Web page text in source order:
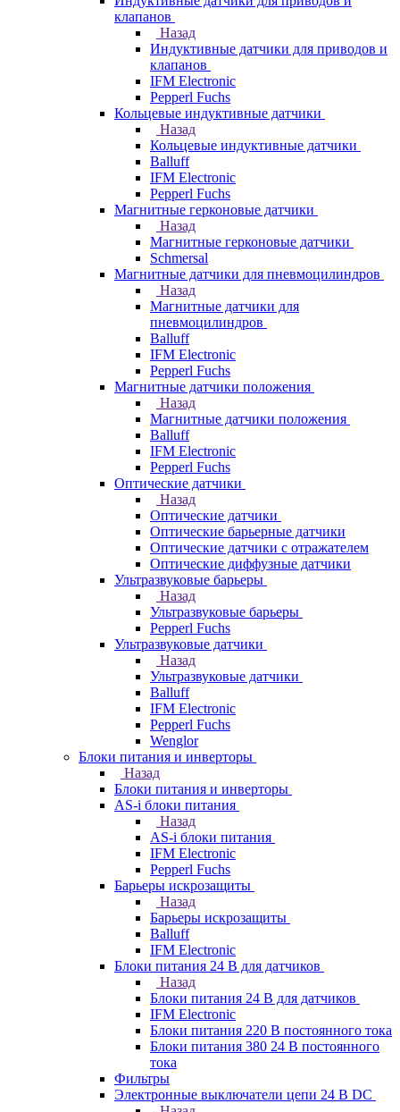
клапанов
Назад
Индуктивные датчики для приводов и
клапанов
IFM Electronic
Pepperl Fuchs
Кольцевые индуктивные датчики
Назад
Кольцевые индуктивные датчики
Balluff
IFM Electronic
Pepperl Fuchs
Магнитные герконовые датчики
Назад
Магнитные герконовые датчики
Schmersal
Магнитные датчики для пневмоцилиндров
Назад
Магнитные датчики для
пневмоцилиндров
Balluff
IFM Electronic
Pepperl Fuchs
Магнитные датчики положения
Назад
Магнитные датчики положения
Balluff
IFM Electronic
Pepperl Fuchs
Оптические датчики
Назад
Оптические датчики
Оптические барьерные датчики
Оптические датчики с отражателем
Оптические диффузные датчики
Ультразвуковые барьеры
Назад
Ультразвуковые барьеры
Pepperl Fuchs
Ультразвуковые датчики
Назад
Ультразвуковые датчики
Balluff
IFM Electronic
Pepperl Fuchs
Wenglor
Блоки питания и инверторы
Назад
Блоки питания и инверторы
AS-i блоки питания
Назад
AS-i блоки питания
IFM Electronic
Pepperl Fuchs
Барьеры искрозащиты
Назад
Барьеры искрозащиты
Balluff
IFM Electronic
Блоки питания 24 В для датчиков
Назад
Блоки питания 24 В для датчиков
IFM Electronic
Блоки питания 220 В постоянного тока
Блоки питания 380 24 В постоянного
тока
Фильтры
Электронные выключатели цепи 24 В DC